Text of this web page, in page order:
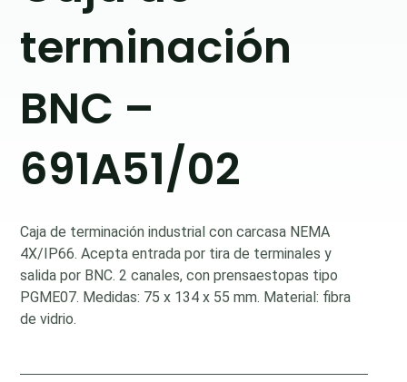
terminación
BNC –
691A51/02
Caja de terminación industrial con carcasa NEMA
4X/IP66. Acepta entrada por tira de terminales y
salida por BNC. 2 canales, con prensaestopas tipo
PGME07. Medidas: 75 x 134 x 55 mm. Material: fibra
de vidrio.